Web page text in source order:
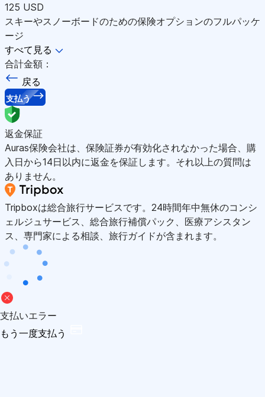
125 USD
スキーやスノーボードのための保険オプションのフルパッケ
ージ
すべて見る
合計金額：
戻る
支払う
返金保証
Auras保険会社は、保険証券が有効化されなかった場合、購
入日から14日以内に返金を保証します。それ以上の質問は
ありません。
Tripboxは総合旅行サービスです。24時間年中無休のコンシ
ェルジュサービス、総合旅行補償パック、医療アシスタン
ス、専門家による相談、旅行ガイドが含まれます。
支払いエラー
もう一度支払う